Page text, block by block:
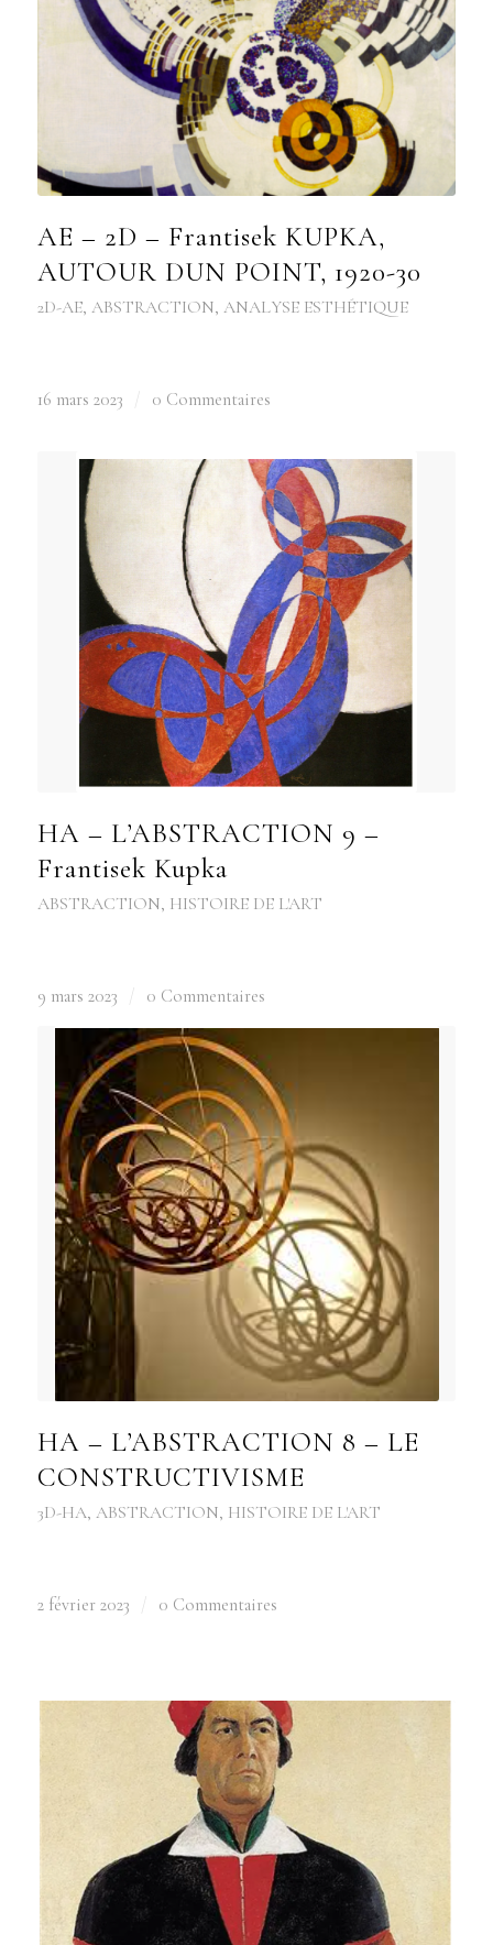
AE – 2D – Frantisek KUPKA,
AUTOUR DUN POINT, 1920-30
2D-AE, ABSTRACTION, ANALYSE ESTHÉTIQUE
16 mars 2023 0 Commentaires
HA – L’ABSTRACTION 9 –
Frantisek Kupka
ABSTRACTION, HISTOIRE DE L'ART
9 mars 2023 0 Commentaires
HA – L’ABSTRACTION 8 – LE
CONSTRUCTIVISME
3D-HA, ABSTRACTION, HISTOIRE DE L'ART
2 février 2023 0 Commentaires